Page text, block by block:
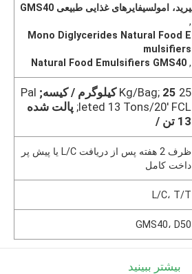
یرید، امولسیفایرهای غذایی طبیعی GMS40
,
Mono Diglycerides Natural Food E
mulsifiers
,
Natural Food Emulsifiers GMS40
25 Kg/Bag; 25 کیلوگرم / کیسه;
Pal
leted 13 Tons/20' FCL; پالت شده
13 تن /
ظرف 2 هفته پس از دریافت L/C یا پیش پر
داخت کامل
L/C، T/T
GMS40، D50
بیشتر ببینید